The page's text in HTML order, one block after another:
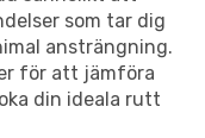
som tar dig
ansträngning.
för att jämföra
din ideala rutt